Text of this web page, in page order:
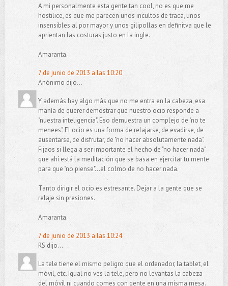
A mi personalmente esta gente tan cool, no es que me
hostilice, es que me parecen unos incultos de traca, unos
insensibles al por mayor y unos gilipollas en definitva que le
aprientan las costuras justo en la ingle.
Amaranta.
7 de junio de 2013 a las 10:20
Anónimo dijo...
Y además hay algo más que no me entra en la cabeza, esa
manía de querer demostrar que nuestro ocio responde a
"nuestra inteligencia". Eso demuestra un complejo de "no te
menees". El ocio es una forma de relajarse, de evadirse, de
ausentarse, de disfrutar, de "no hacer absolutamente nada".
Fijaos si llega a ser importante el hecho de "no hacer nada"
que ahí está la meditación que se basa en ejercitar tu mente
para que "no piense"...el colmo de no hacer nada.
Tanto dirigir el ocio es estresante. Dejar a la gente que se
relaje sin presiones.
Amaranta.
7 de junio de 2013 a las 10:24
RS dijo...
La tele tiene el mismo peligro que el ordenador, la tablet, el
móvil, etc. Igual no ves la tele, pero no levantas la cabeza
del móvil ni cuando comes con gente en una misma mesa.